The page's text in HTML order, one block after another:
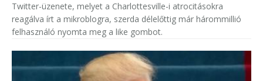
Twitter-üzenete, melyet a Charlottesville-i atrocitásokra
reagálva írt a mikroblogra, szerda délelőttig már hárommillió
felhasználó nyomta meg a like gombot.